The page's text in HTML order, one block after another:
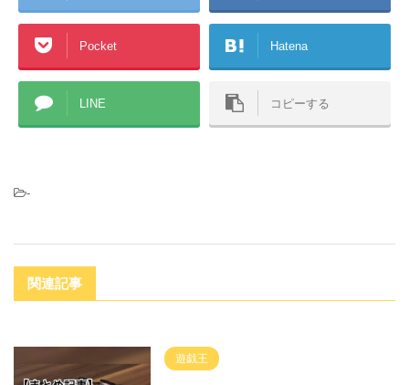
Pocket Hatena
LINE コピーする
-
関連記事
遊戯王